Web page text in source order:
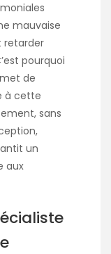
mauvaise
retarder
pourquoi
de
à cette
sans
un
aux